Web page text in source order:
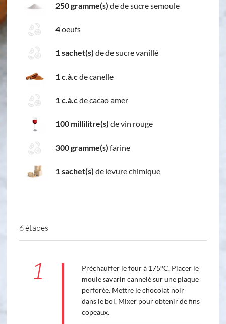
250 gramme(s) de de sucre semoule
4oeufs
1 sachet(s) de de sucre vanillé
1 c.à.cde canelle
1 c.à.cde cacao amer
100 millilitre(s) de vin rouge
300 gramme(s) farine
1 sachet(s) de levure chimique
6 étapes
1
Préchauffer le four à 175°C. Placer le
moule savarin cannelé sur une plaque
perforée. Mettre le chocolat noir
dans le bol. Mixer pour obtenir de fins
copeaux.